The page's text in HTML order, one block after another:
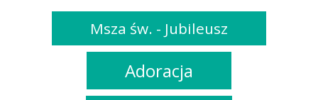
Msza św. - Jubileusz
Adoracja